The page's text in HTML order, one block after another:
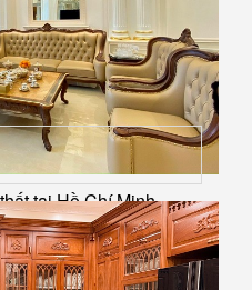
tại Hồ Chí Minh